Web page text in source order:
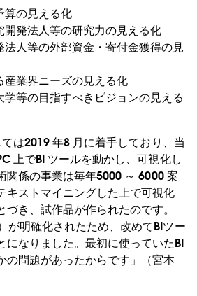
算の見える化
開発法人等の研究力の見える化
法人等の外部資金・寄付金獲得の見
産業界ニーズの見える化
学等の目指すべきビジョンの見える
ては2019 年8 月に着手しており、当
上でBI ツールを動かし、可視化し
関係の事業は毎年5000 ～ 6000 案
キストマイニングした上で可視化
き、試作品が作られたのです。
が明確化されたため、改めてBIツー
になりました。最初に使っていたBI
の問題があったからです」（宮本